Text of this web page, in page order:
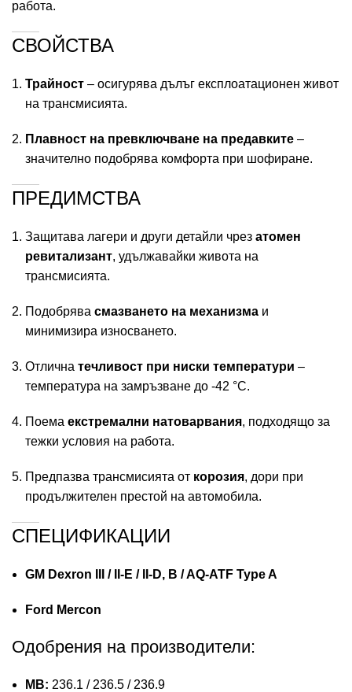
работа.
СВОЙСТВА
Трайност – осигурява дълъг експлоатационен живот
на трансмисията.
Плавност на превключване на предавките –
значително подобрява комфорта при шофиране.
ПРЕДИМСТВА
Защитава лагери и други детайли чрез атомен
ревитализант, удължавайки живота на
трансмисията.
Подобрява смазването на механизма и
минимизира износването.
Отлична течливост при ниски температури –
температура на замръзване до -42 °C.
Поема екстремални натоварвания, подходящо за
тежки условия на работа.
Предпазва трансмисията от корозия, дори при
продължителен престой на автомобила.
СПЕЦИФИКАЦИИ
GM Dexron III / II-E / II-D, B / AQ-ATF Type A
Ford Mercon
Одобрения на производители:
MB: 236.1 / 236.5 / 236.9